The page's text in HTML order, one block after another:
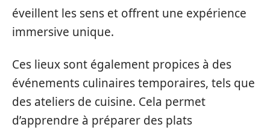
éveillent les sens et offrent une expérience
immersive unique.
Ces lieux sont également propices à des
événements culinaires temporaires, tels que
des ateliers de cuisine. Cela permet
d’apprendre à préparer des plats